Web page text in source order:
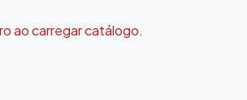
ao carregar catálogo.